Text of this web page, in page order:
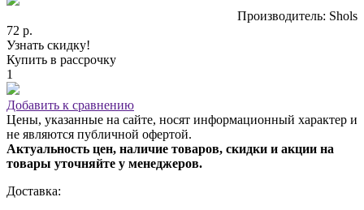
Производитель: Shols
72 р.
Узнать скидку!
Купить в рассрочку
1
Добавить к сравнению
Цены, указанные на сайте, носят информационный характер и
не являются публичной офертой.
Актуальность цен, наличие товаров, скидки и акции на
товары уточняйте у менеджеров.
Доставка: